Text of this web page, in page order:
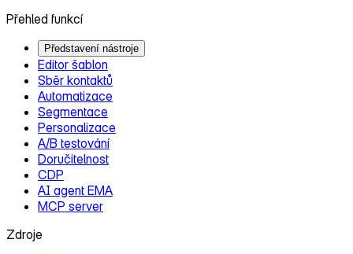
Přehled funkcí
Představení nástroje
Editor šablon
Sběr kontaktů
Automatizace
Segmentace
Personalizace
A/B testování
Doručitelnost
CDP
AI agent EMA
MCP server
Zdroje